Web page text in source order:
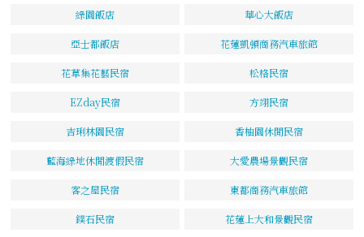
綠園飯店 華心大飯店
亞士都飯店 花蓮凱頓商務汽車旅館
花草集花藝民宿 松格民宿
EZday民宿 方翊民宿
吉琍林園民宿 香柚園休閒民宿
藍海綠地休閒渡假民宿 大愛農場景觀民宿
客之屋民宿 東都商務汽車旅館
鏷石民宿 花蓮上大和景觀民宿